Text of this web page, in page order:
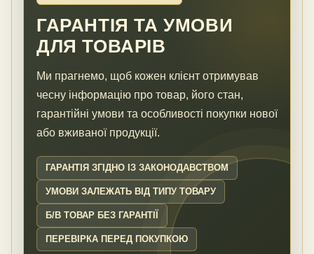
ГАРАНТІЯ ТА УМОВИ
ДЛЯ ТОВАРІВ
Ми прагнемо, щоб кожен клієнт отримував
чесну інформацію про товар, його стан,
гарантійні умови та особливості покупки нової
або вживаної продукції.
ГАРАНТІЯ ЗГІДНО ІЗ ЗАКОНОДАВСТВОМ
УМОВИ ЗАЛЕЖАТЬ ВІД ТИПУ ТОВАРУ
Б/В ТОВАР БЕЗ ГАРАНТІЇ
ПЕРЕВІРКА ПЕРЕД ПОКУПКОЮ